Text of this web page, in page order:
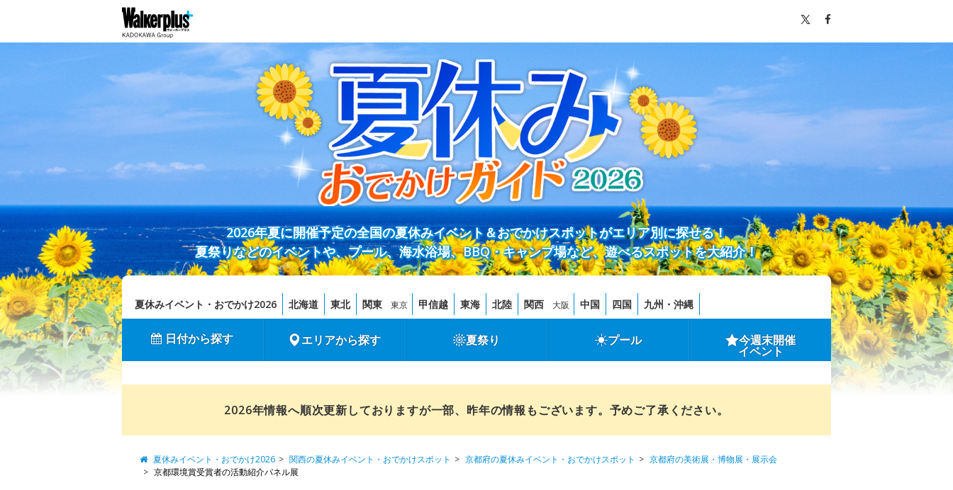
2026年夏に開催予定の全国の夏休みイベント＆おでかけスポットがエリア別に探せる！
夏祭りなどのイベントや、プール、海水浴場、BBQ・キャンプ場など、遊べるスポットを大紹介！
夏休みイベント・おでかけ2026 北海道 東北 関東 東京 甲信越 東海 北陸 関西 大阪 中国 四国 九州・沖縄
日付から探す エリアから探す 夏祭り プール 今週末開催
イベント
2026年情報へ順次更新しておりますが一部、昨年の情報もございます。予めご了承ください。
夏休みイベント・おでかけ2026 関西の夏休みイベント・おでかけスポット 京都府の夏休みイベント・おでかけスポット
京都府の美術展・博物展・展示会
京都環境賞受賞者の活動紹介パネル展